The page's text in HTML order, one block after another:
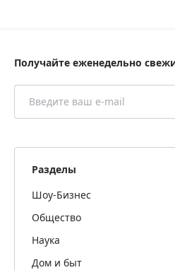
Получайте еженедельно
Разделы
Шоу-Бизнес
Общество
Наука
Дом и быт